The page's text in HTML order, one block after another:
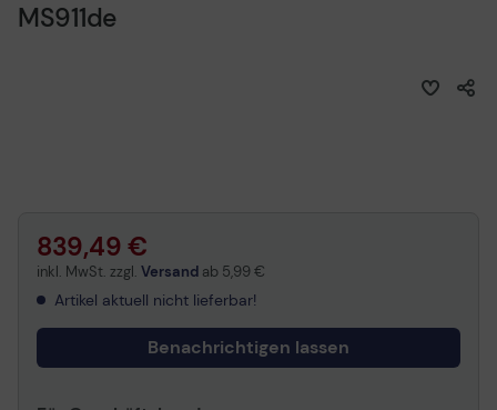
MS911de
839,49 €
inkl. MwSt. zzgl. Versand ab 5,99 €
Artikel aktuell nicht lieferbar!
Benachrichtigen lassen